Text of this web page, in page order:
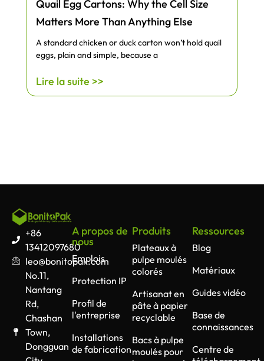
Quail Egg Cartons: Why the Cell Size
Matters More Than Anything Else
A standard chicken or duck carton won’t hold quail
eggs, plain and simple, because a
Lire la suite >>
+86
13412097680
leo@bonitopak.com
No.11,
Nantang
Rd,
Chashan
Town,
Dongguan
A propos de
nous
Emplois
Protection IP
Profil de
l'entreprise
Installations
de fabrication
Produits
Plateaux à
pulpe moulés
colorés
Artisanat en
pâte à papier
recyclable
Bacs à pulpe
moulés pour
Ressources
Blog
Matériaux
Guides vidéo
Base de
connaissances
Centre de